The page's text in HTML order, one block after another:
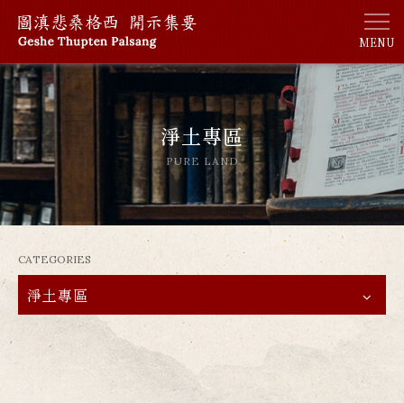
淨土專區
PURE LAND
CATEGORIES
淨土專區
MENU